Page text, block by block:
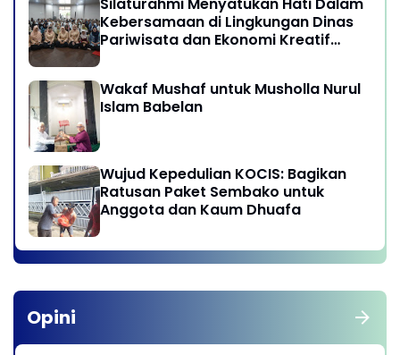
Silaturahmi Menyatukan Hati Dalam
Kebersamaan di Lingkungan Dinas
Pariwisata dan Ekonomi Kreatif
Wakaf Mushaf untuk Musholla Nurul
Islam Babelan
Wujud Kepedulian KOCIS: Bagikan
Ratusan Paket Sembako untuk
Anggota dan Kaum Dhuafa
Opini